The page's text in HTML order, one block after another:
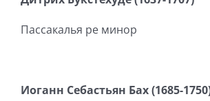
Пассакалья ре минор
Иоганн Себастьян Бах (1685-